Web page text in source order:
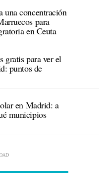
una concentración
para
en Ceuta
gratis para ver el
puntos de
en Madrid: a
municipios